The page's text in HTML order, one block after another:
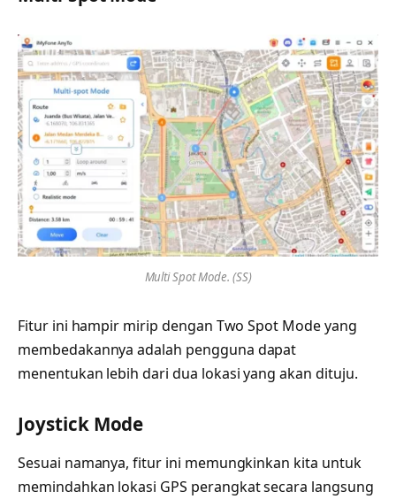
Multi Spot Mode. (SS)
Fitur ini hampir mirip dengan Two Spot Mode yang
membedakannya adalah pengguna dapat
menentukan lebih dari dua lokasi yang akan dituju.
Joystick Mode
Sesuai namanya, fitur ini memungkinkan kita untuk
memindahkan lokasi GPS perangkat secara langsung